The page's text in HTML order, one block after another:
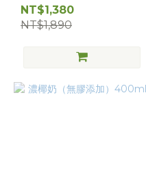
NT$1,380
NT$1,890